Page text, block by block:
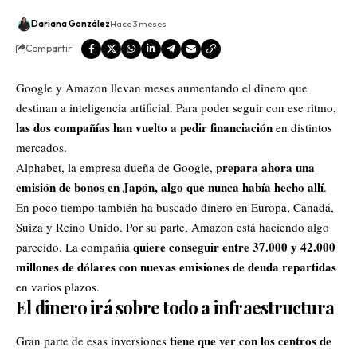
Dariana GonzálezHace 3 meses
Compartir
Google y Amazon llevan meses aumentando el dinero que
destinan a inteligencia artificial. Para poder seguir con ese ritmo,
las dos compañías han vuelto a pedir financiación en distintos
mercados.
Alphabet, la empresa dueña de Google, prepara ahora una
emisión de bonos en Japón, algo que nunca había hecho allí.
En poco tiempo también ha buscado dinero en Europa, Canadá,
Suiza y Reino Unido. Por su parte, Amazon está haciendo algo
parecido. La compañía quiere conseguir entre 37.000 y 42.000
millones de dólares con nuevas emisiones de deuda repartidas
en varios plazos.
El dinero irá sobre todo a infraestructura
Gran parte de esas inversiones tiene que ver con los centros de